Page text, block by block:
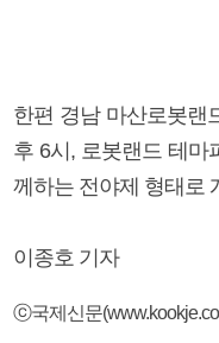
한편 경남 마산로봇랜
후 6시, 로봇랜드 테마
께하는 전야제 형태로
이종호 기자
ⓒ국제신문